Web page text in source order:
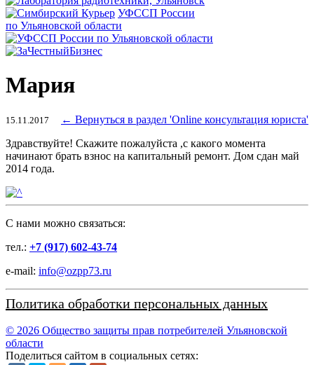
УФССП России
по Ульяновской области
Мария
15.11.2017
← Вернуться в раздел 'Online консультация юриста'
Здравствуйте! Скажите пожалуйста ,с какого момента
начинают брать взнос на капитальный ремонт. Дом сдан май
2014 года.
C нами можно связаться:
тел.: +7 (917) 602-43-74
e-mail: info@ozpp73.ru
Политика обработки персональных данных
© 2026 Общество защиты прав потребителей Ульяновской
области
Поделиться сайтом в социальных сетях: